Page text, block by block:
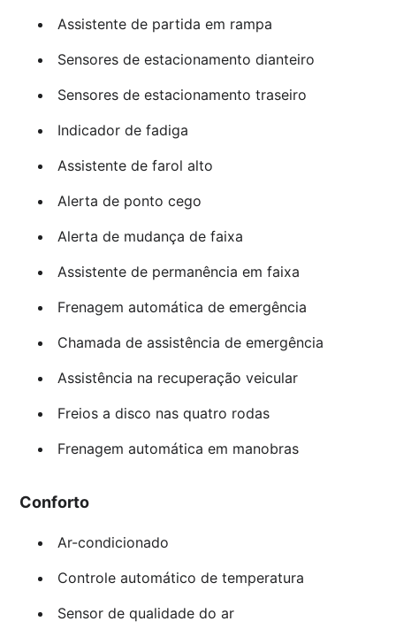
Assistente de partida em rampa
Sensores de estacionamento dianteiro
Sensores de estacionamento traseiro
Indicador de fadiga
Assistente de farol alto
Alerta de ponto cego
Alerta de mudança de faixa
Assistente de permanência em faixa
Frenagem automática de emergência
Chamada de assistência de emergência
Assistência na recuperação veicular
Freios a disco nas quatro rodas
Frenagem automática em manobras
Conforto
Ar-condicionado
Controle automático de temperatura
Sensor de qualidade do ar